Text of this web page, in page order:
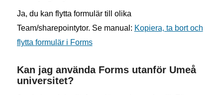
Ja, du kan flytta formulär till olika
Team/sharepointytor. Se manual: Kopiera, ta bort och
flytta formulär i Forms
Kan jag använda Forms utanför Umeå
universitet?